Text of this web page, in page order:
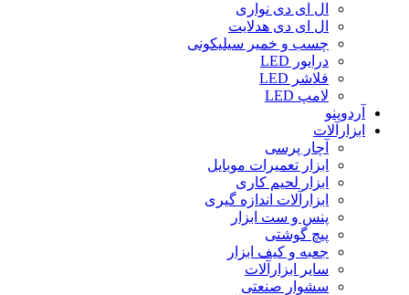
ال ای دی نواری
ال ای دی هدلایت
چسب و خمیر سیلیکونی
درایور LED
فلاشر LED
لامپ LED
آردوینو
ابزارآلات
آچار پرسی
ابزار تعمیرات موبایل
ابزار لحیم کاری
ابزارآلات اندازه گیری
پنس و ست ابزار
پیچ گوشتی
جعبه و کیف ابزار
سایر ابزارآلات
سشوار صنعتی